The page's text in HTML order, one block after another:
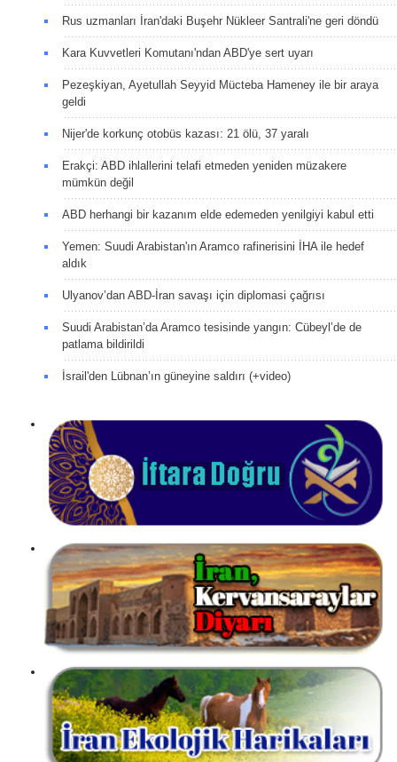
Rus uzmanları İran'daki Buşehr Nükleer Santrali'ne geri döndü
Kara Kuvvetleri Komutanı'ndan ABD'ye sert uyarı
Pezeşkiyan, Ayetullah Seyyid Mücteba Hameney ile bir araya
geldi
Nijer'de korkunç otobüs kazası: 21 ölü, 37 yaralı
Erakçi: ABD ihlallerini telafi etmeden yeniden müzakere
mümkün değil
ABD herhangi bir kazanım elde edemeden yenilgiyi kabul etti
Yemen: Suudi Arabistan'ın Aramco rafinerisini İHA ile hedef
aldık
Ulyanov’dan ABD-İran savaşı için diplomasi çağrısı
Suudi Arabistan’da Aramco tesisinde yangın: Cübeyl’de de
patlama bildirildi
İsrail'den Lübnan’ın güneyine saldırı (+video)